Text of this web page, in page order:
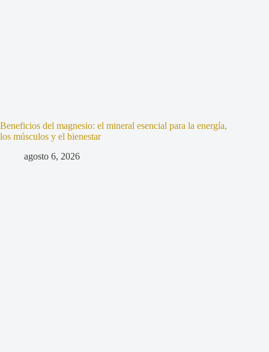
Beneficios del magnesio: el mineral esencial para la energía,
los músculos y el bienestar
agosto 6, 2026